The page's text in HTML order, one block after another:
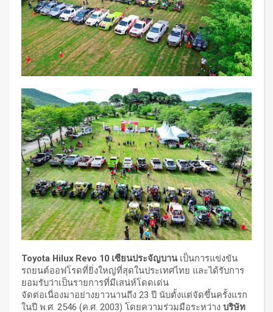
Toyota Hilux Revo 10 เซียนประจัญบานเป็นการแข่งขัน
รถยนต์ออฟโรดที่ยิ่งใหญ่ที่สุดในประเทศไทย และได้รับการ
ยอมรับว่าเป็นรายการที่มีเสน่ห์โดดเด่น
จัดต่อเนื่องมาอย่างยาวนานถึง 23 ปี นับตั้งแต่จัดขึ้นครั้งแรก
ในปี พ.ศ. 2546 (ค.ศ. 2003) โดยความร่วมมือระหว่าง บริษัท